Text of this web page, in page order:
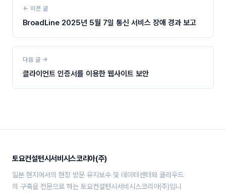
← 이전 글
BroadLine 2025년 5월 7일 통신 서비스 장애 경과 보고
다음 글 →
클라이언트 인증서를 이용한 웹사이트 보안
토요컨설턴시서비시스코리아(주)
일본 현지에서의 현장 방문 유지보수 및 데이터센터와 클라우드
의 구축을 전문으로 하는 토요컨설턴시서비시스코리아(주)입니